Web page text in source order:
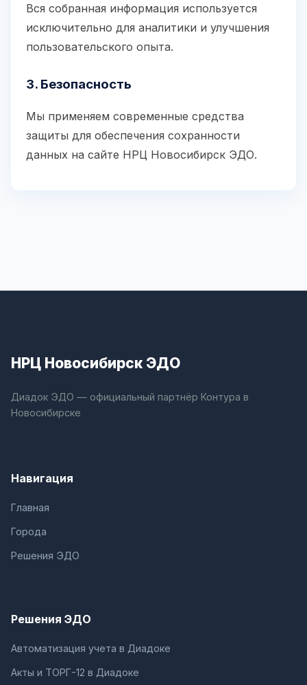
Вся собранная информация используется
исключительно для аналитики и улучшения
пользовательского опыта.
3. Безопасность
Мы применяем современные средства
защиты для обеспечения сохранности
данных на сайте НРЦ Новосибирск ЭДО.
НРЦ Новосибирск ЭДО
Диадок ЭДО — официальный партнёр Контура в
Новосибирске
Навигация
Главная
Города
Решения ЭДО
Решения ЭДО
Автоматизация учета в Диадоке
Акты и ТОРГ-12 в Диадоке